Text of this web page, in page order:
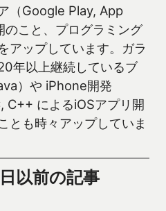
（Google Play, App
こと、プログラミング
アップしています。ガラ
年以上継続しているブ
）や iPhone開発
C++ によるiOSアプリ開
とも時々アップしていま
以前の記事